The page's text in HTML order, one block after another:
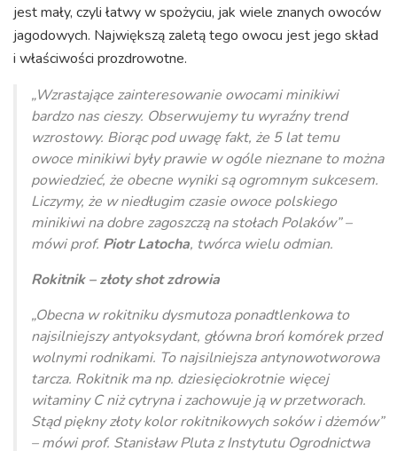
jest mały, czyli łatwy w spożyciu, jak wiele znanych owoców
jagodowych. Największą zaletą tego owocu jest jego skład
i właściwości prozdrowotne.
„Wzrastające zainteresowanie owocami minikiwi
bardzo nas cieszy. Obserwujemy tu wyraźny trend
wzrostowy. Biorąc pod uwagę fakt, że 5 lat temu
owoce minikiwi były prawie w ogóle nieznane to można
powiedzieć, że obecne wyniki są ogromnym sukcesem.
Liczymy, że w niedługim czasie owoce polskiego
minikiwi na dobre zagoszczą na stołach Polaków” –
mówi prof. Piotr Latocha, twórca wielu odmian.
Rokitnik – złoty shot zdrowia
„Obecna w rokitniku dysmutoza ponadtlenkowa to
najsilniejszy antyoksydant, główna broń komórek przed
wolnymi rodnikami. To najsilniejsza antynowotworowa
tarcza. Rokitnik ma np. dziesięciokrotnie więcej
witaminy C niż cytryna i zachowuje ją w przetworach.
Stąd piękny złoty kolor rokitnikowych soków i dżemów”
– mówi prof. Stanisław Pluta z Instytutu Ogrodnictwa